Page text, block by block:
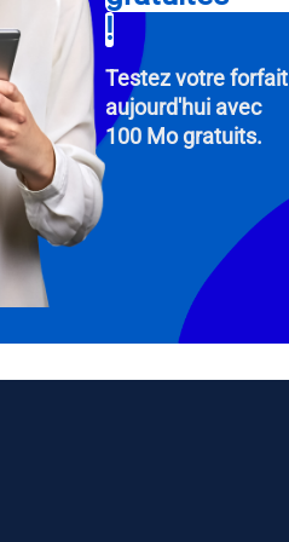
To
in
!
Testez votre forfait
aujourd'hui avec
100 Mo gratuits.